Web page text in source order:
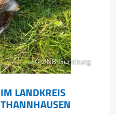
© UNB Günzburg
LANDKREIS